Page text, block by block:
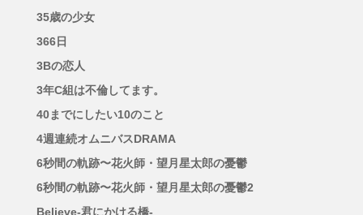
35歳の少女
366日
3Bの恋人
3年C組は不倫してます。
40までにしたい10のこと
4週連続オムニバスDRAMA
6秒間の軌跡〜花火師・望月星太郎の憂鬱
6秒間の軌跡〜花火師・望月星太郎の憂鬱2
Believe-君にかける橋-